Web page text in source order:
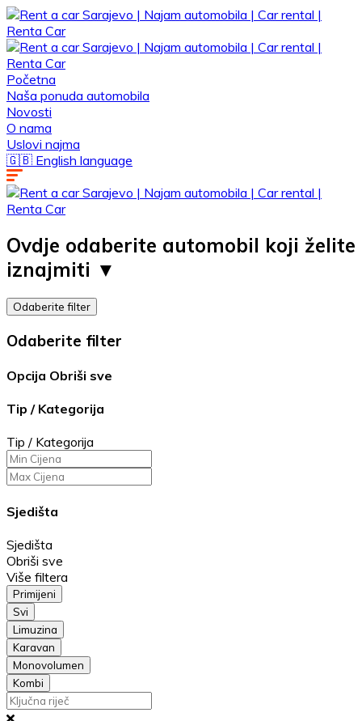
Početna
Naša ponuda automobila
Novosti
O nama
Uslovi najma
🇬🇧 English language
Ovdje odaberite automobil koji želite
iznajmiti ▼ ​
Odaberite filter
Odaberite filter
Opcija Obriši sve
Tip / Kategorija
Tip / Kategorija
Sjedišta
Sjedišta
Obriši sve
Više filtera
Primijeni
Svi
Limuzina
Karavan
Monovolumen
Kombi